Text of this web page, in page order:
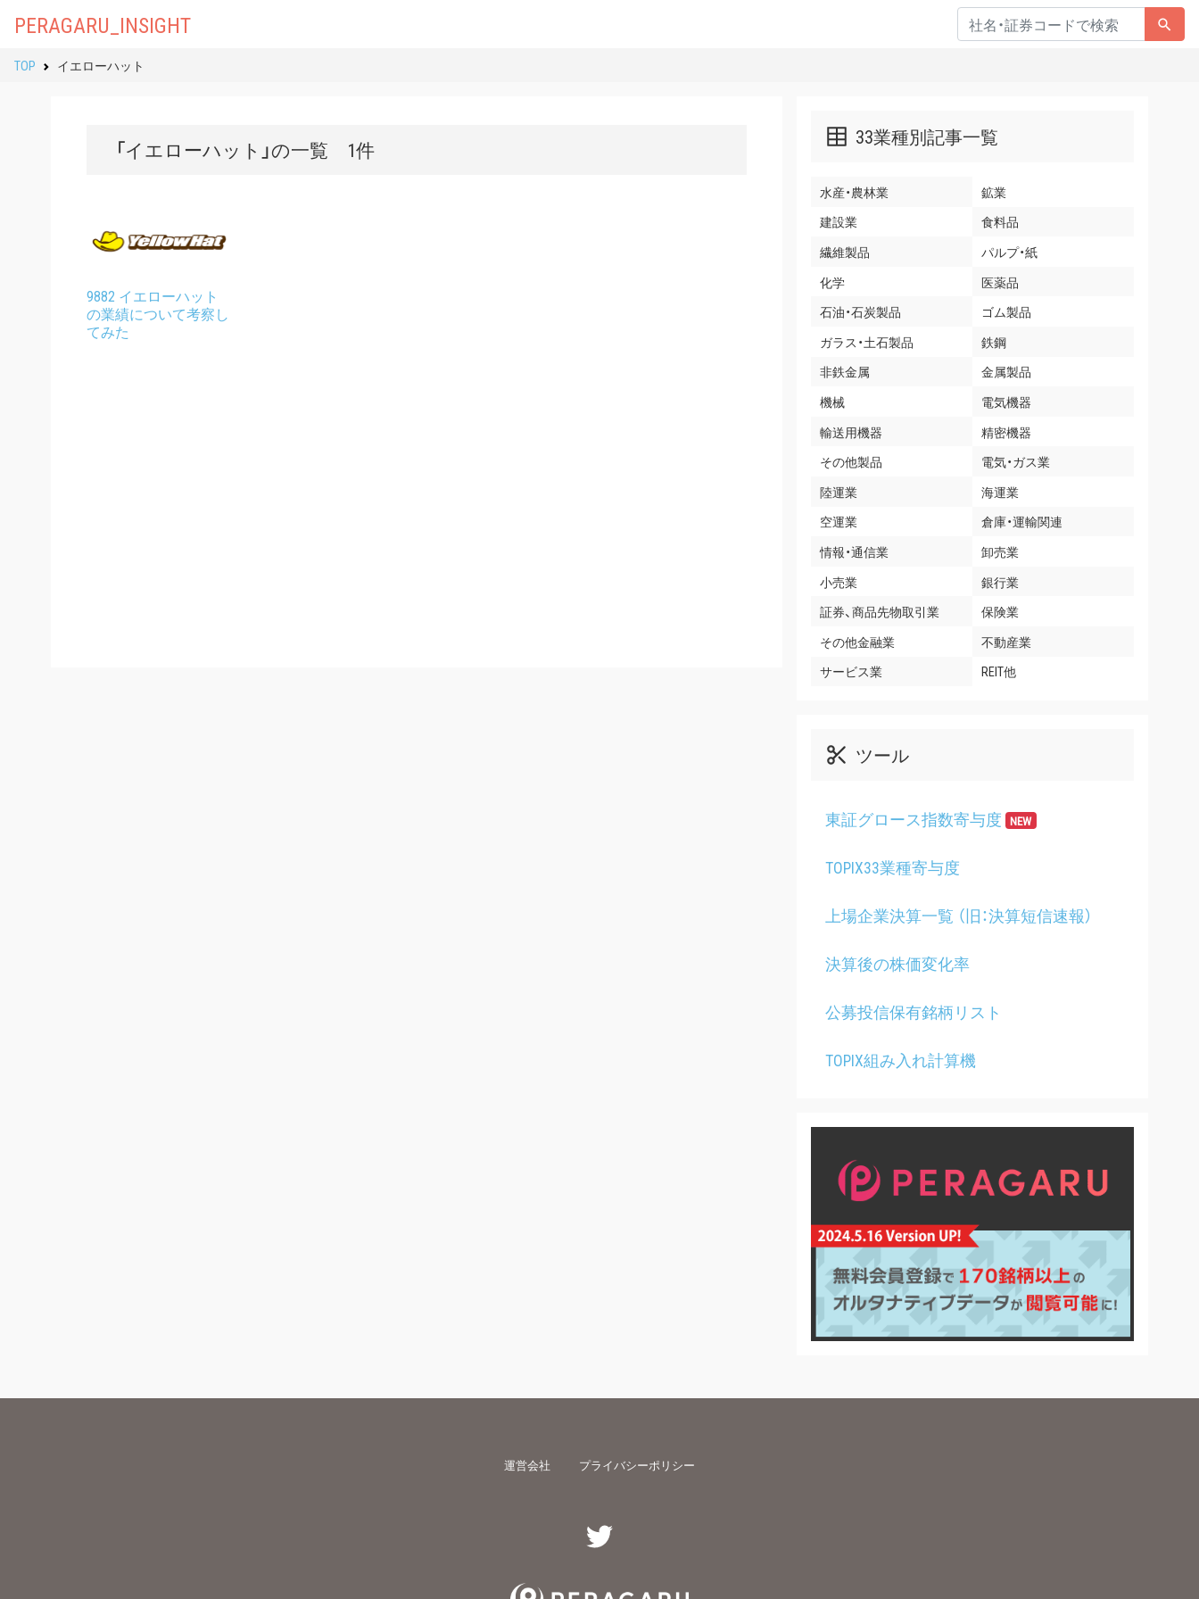
PERAGARU_INSIGHT
TOP イエローハット
「イエローハット」の一覧 1件
9882 イエローハット
の業績について考察し
てみた
33業種別記事一覧
水産・農林業
鉱業
建設業
食料品
繊維製品
パルプ・紙
化学
医薬品
石油・石炭製品
ゴム製品
ガラス・土石製品
鉄鋼
非鉄金属
金属製品
機械
電気機器
輸送用機器
精密機器
その他製品
電気・ガス業
陸運業
海運業
空運業
倉庫・運輸関連
情報・通信業
卸売業
小売業
銀行業
証券、商品先物取引業
保険業
その他金融業
不動産業
サービス業
REIT他
ツール
東証グロース指数寄与度 NEW
TOPIX33業種寄与度
上場企業決算一覧 （旧：決算短信速報）
決算後の株価変化率
公募投信保有銘柄リスト
TOPIX組み入れ計算機
運営会社 プライバシーポリシー